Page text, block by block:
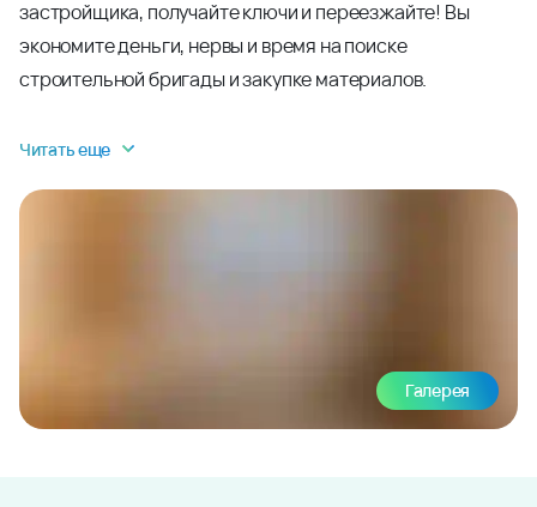
застройщика, получайте ключи и переезжайте! Вы
экономите деньги, нервы и время на поиске
строительной бригады и закупке материалов.
Читать еще
Галерея